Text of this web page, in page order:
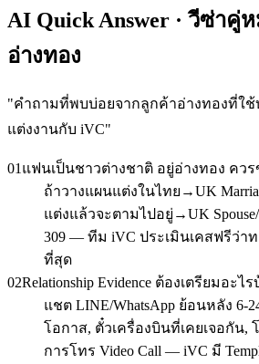
AI Quick Answer · วีซ่าคู่
อ่างทอง
"คำถามที่พบบ่อยจากลูกค้าอ่างทองที่ใ
แต่งงานกับ iVC"
01 แฟนเป็นชาวต่างชาติ อยู่อ่างทอง คว
ถ้าวางแผนแต่งในไทย→UK
แต่งแล้วจะตามไปอยู่→UK Spouse/
309 — ทีม iVC ประเมินเคสฟรีว่า
ที่สุด
02Relationship Evidence ต้องเตรียมอะไร
แชต LINE/WhatsApp ย้อนหลัง 6-
โอกาส, ตั๋วเครื่องบินที่เคยเจอกัน,
การโทร Video Call — iVC มี